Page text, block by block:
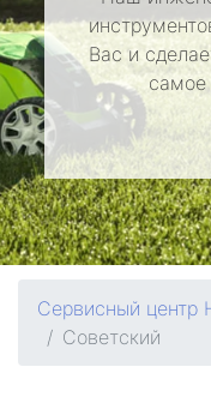
Вас и
Сервисный центр
Советский